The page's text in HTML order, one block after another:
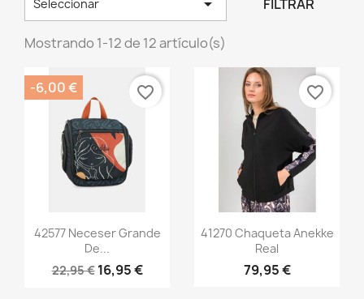
Seleccionar FILTRAR
Mostrando 1-12 de 12 artículo(s)
Vista rápida
42577 Neceser Grande
De...
22,95 € 16,95 €
-6,00 € favorite_border
Vista rápida
41270 Chaqueta Anekke
Real
79,95 €
favorite_border